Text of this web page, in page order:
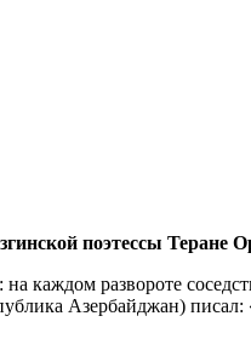
поэтессы Теране
каждом развороте
Азербайджан)